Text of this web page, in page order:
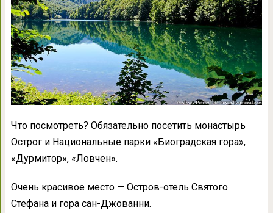
Что посмотреть? Обязательно посетить монастырь
Острог и Национальные парки «Биоградская гора»,
«Дурмитор», «Ловчен».
Очень красивое место — Остров-отель Святого
Стефана и гора сан-Джованни.